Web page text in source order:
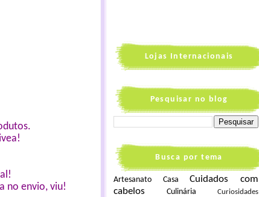
no envio, viu!
Lojas Internacionais
Pesquisar no blog
Busca por tema
Artesanato Casa
Cuidados com
cabelos
Culinária Curiosidades